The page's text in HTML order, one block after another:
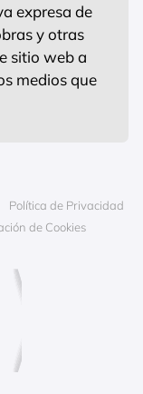
expresa de
y otras
sitio web a
medios que
Política de Privacidad
de Cookies